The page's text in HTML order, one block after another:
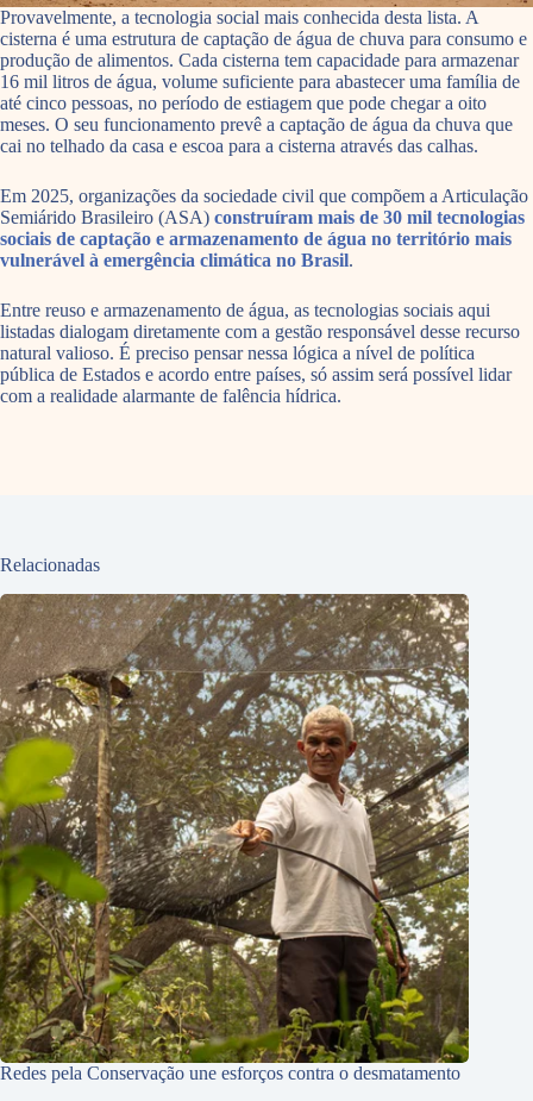
Provavelmente, a tecnologia social mais conhecida desta lista. A
cisterna é uma estrutura de captação de água de chuva para consumo e
produção de alimentos. Cada cisterna tem capacidade para armazenar
16 mil litros de água, volume suficiente para abastecer uma família de
até cinco pessoas, no período de estiagem que pode chegar a oito
meses. O seu funcionamento prevê a captação de água da chuva que
cai no telhado da casa e escoa para a cisterna através das calhas.
Em 2025, organizações da sociedade civil que compõem a Articulação
Semiárido Brasileiro (ASA) construíram mais de 30 mil tecnologias
sociais de captação e armazenamento de água no território mais
vulnerável à emergência climática no Brasil.
Entre reuso e armazenamento de água, as tecnologias sociais aqui
listadas dialogam diretamente com a gestão responsável desse recurso
natural valioso. É preciso pensar nessa lógica a nível de política
pública de Estados e acordo entre países, só assim será possível lidar
com a realidade alarmante de falência hídrica.
Relacionadas
Redes pela Conservação une esforços contra o desmatamento